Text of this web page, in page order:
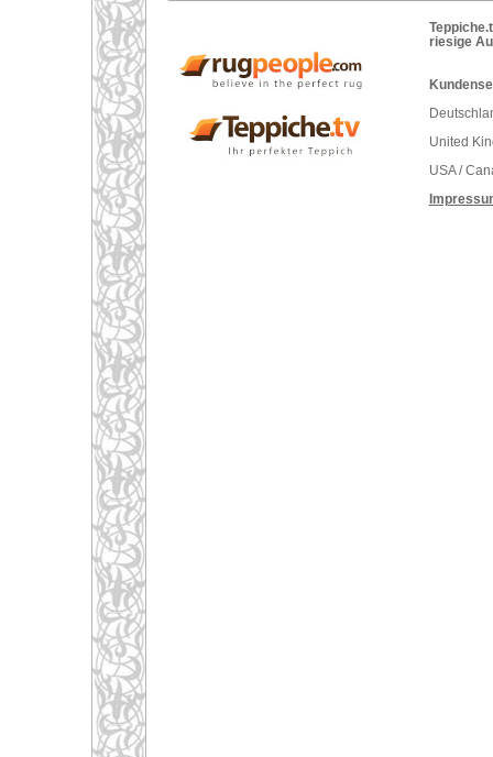
riesige
United
USA /